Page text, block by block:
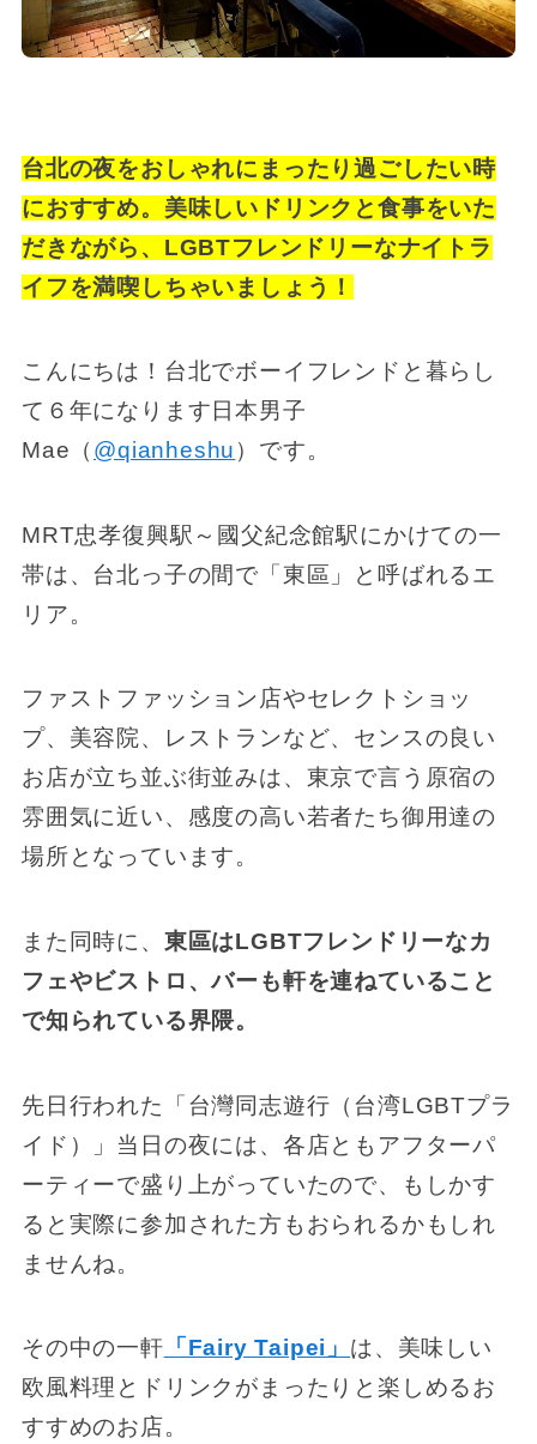
台北の夜をおしゃれにまったり過ごしたい時
におすすめ。美味しいドリンクと食事をいた
だきながら、LGBTフレンドリーなナイトラ
イフを満喫しちゃいましょう！
こんにちは！台北でボーイフレンドと暮らし
て６年になります日本男子
Mae （ @qianheshu ）です。
MRT忠孝復興駅～國父紀念館駅にかけての一
帯は、台北っ子の間で「東區」と呼ばれるエ
リア。
ファストファッション店やセレクトショッ
プ、美容院、レストランなど、センスの良い
お店が立ち並ぶ街並みは、東京で言う原宿の
雰囲気に近い、感度の高い若者たち御用達の
場所となっています。
また同時に、 東區はLGBTフレンドリーなカ
フェやビストロ、バーも軒を連ねていること
で知られている界隈。
先日行われた「台灣同志遊行（台湾LGBTプラ
イド）」当日の夜には、各店ともアフターパ
ーティーで盛り上がっていたので、もしかす
ると実際に参加された方もおられるかもしれ
ませんね。
その中の一軒 「Fairy Taipei」 は、美味しい
欧風料理とドリンクがまったりと楽しめるお
すすめのお店。